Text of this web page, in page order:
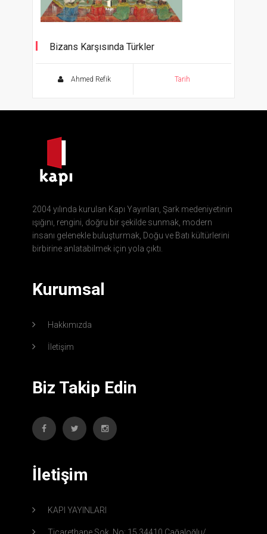
Bizans Karşısında Türkler
Ahmed Refik Tarih
2004 yılında kurulan Kapı Yayınları, Şark medeniyetinin
ışığını, rengini, doğru bir şekilde sunmak, modern
insanı gelenekle buluşturmak, Doğu ve Batı kültürlerini
birbirine anlatabilmek için yola çıktı.
Kurumsal
Hakkımızda
İletişim
Biz Takip Edin
İletişim
KAPI YAYINLARI
Ticarethane Sok. No: 15 34410 Cağaloğlu/